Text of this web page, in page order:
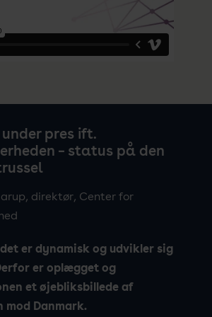
pres ift.
– status på den
direktør, Center for
er dynamisk og udvikler sig
er oplægget og
et øjebliksbillede af
mod Danmark.